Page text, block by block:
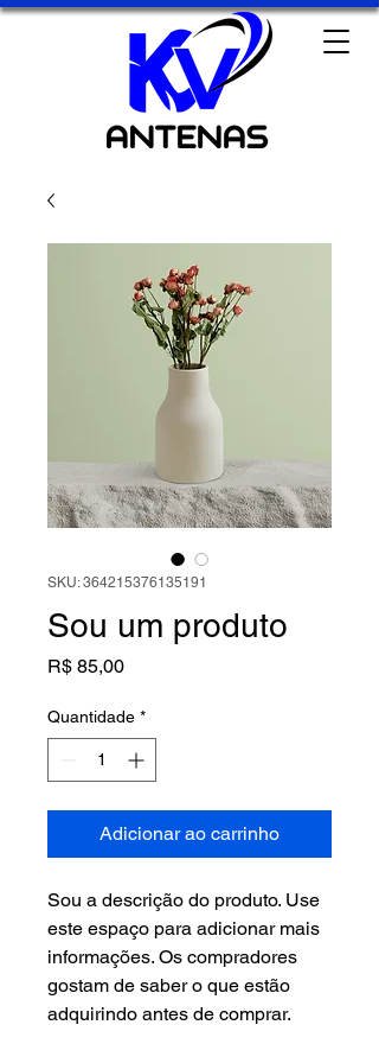
SKU: 364215376135191
Sou um produto
R$ 85,00Preço
Quantidade *
Adicionar ao carrinho
Sou a descrição do produto. Use
este espaço para adicionar mais
informações. Os compradores
gostam de saber o que estão
adquirindo antes de comprar.